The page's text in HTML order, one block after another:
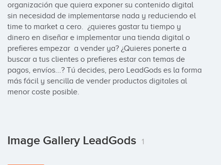
organización que quiera exponer su contenido digital
sin necesidad de implementarse nada y reduciendo el
time to market a cero.  ¿quieres gastar tu tiempo y
dinero en diseñar e implementar una tienda digital o
prefieres empezar  a vender ya? ¿Quieres ponerte a
buscar a tus clientes o prefieres estar con temas de
pagos, envíos...? Tú decides, pero LeadGods es la forma
más fácil y sencilla de vender productos digitales al
menor coste posible.
Image Gallery LeadGods 1